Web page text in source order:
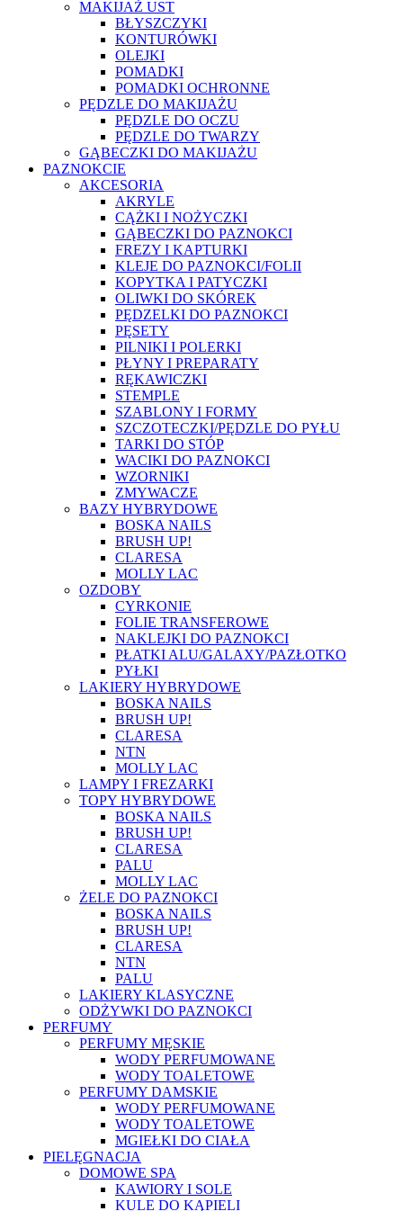
MAKIJAŻ UST
BŁYSZCZYKI
KONTURÓWKI
OLEJKI
POMADKI
POMADKI OCHRONNE
PĘDZLE DO MAKIJAŻU
PĘDZLE DO OCZU
PĘDZLE DO TWARZY
GĄBECZKI DO MAKIJAŻU
PAZNOKCIE
AKCESORIA
AKRYLE
CĄŻKI I NOŻYCZKI
GĄBECZKI DO PAZNOKCI
FREZY I KAPTURKI
KLEJE DO PAZNOKCI/FOLII
KOPYTKA I PATYCZKI
OLIWKI DO SKÓREK
PĘDZELKI DO PAZNOKCI
PĘSETY
PILNIKI I POLERKI
PŁYNY I PREPARATY
RĘKAWICZKI
STEMPLE
SZABLONY I FORMY
SZCZOTECZKI/PĘDZLE DO PYŁU
TARKI DO STÓP
WACIKI DO PAZNOKCI
WZORNIKI
ZMYWACZE
BAZY HYBRYDOWE
BOSKA NAILS
BRUSH UP!
CLARESA
MOLLY LAC
OZDOBY
CYRKONIE
FOLIE TRANSFEROWE
NAKLEJKI DO PAZNOKCI
PŁATKI ALU/GALAXY/PAZŁOTKO
PYŁKI
LAKIERY HYBRYDOWE
BOSKA NAILS
BRUSH UP!
CLARESA
NTN
MOLLY LAC
LAMPY I FREZARKI
TOPY HYBRYDOWE
BOSKA NAILS
BRUSH UP!
CLARESA
PALU
MOLLY LAC
ŻELE DO PAZNOKCI
BOSKA NAILS
BRUSH UP!
CLARESA
NTN
PALU
LAKIERY KLASYCZNE
ODŻYWKI DO PAZNOKCI
PERFUMY
PERFUMY MĘSKIE
WODY PERFUMOWANE
WODY TOALETOWE
PERFUMY DAMSKIE
WODY PERFUMOWANE
WODY TOALETOWE
MGIEŁKI DO CIAŁA
PIELĘGNACJA
DOMOWE SPA
KAWIORY I SOLE
KULE DO KĄPIELI